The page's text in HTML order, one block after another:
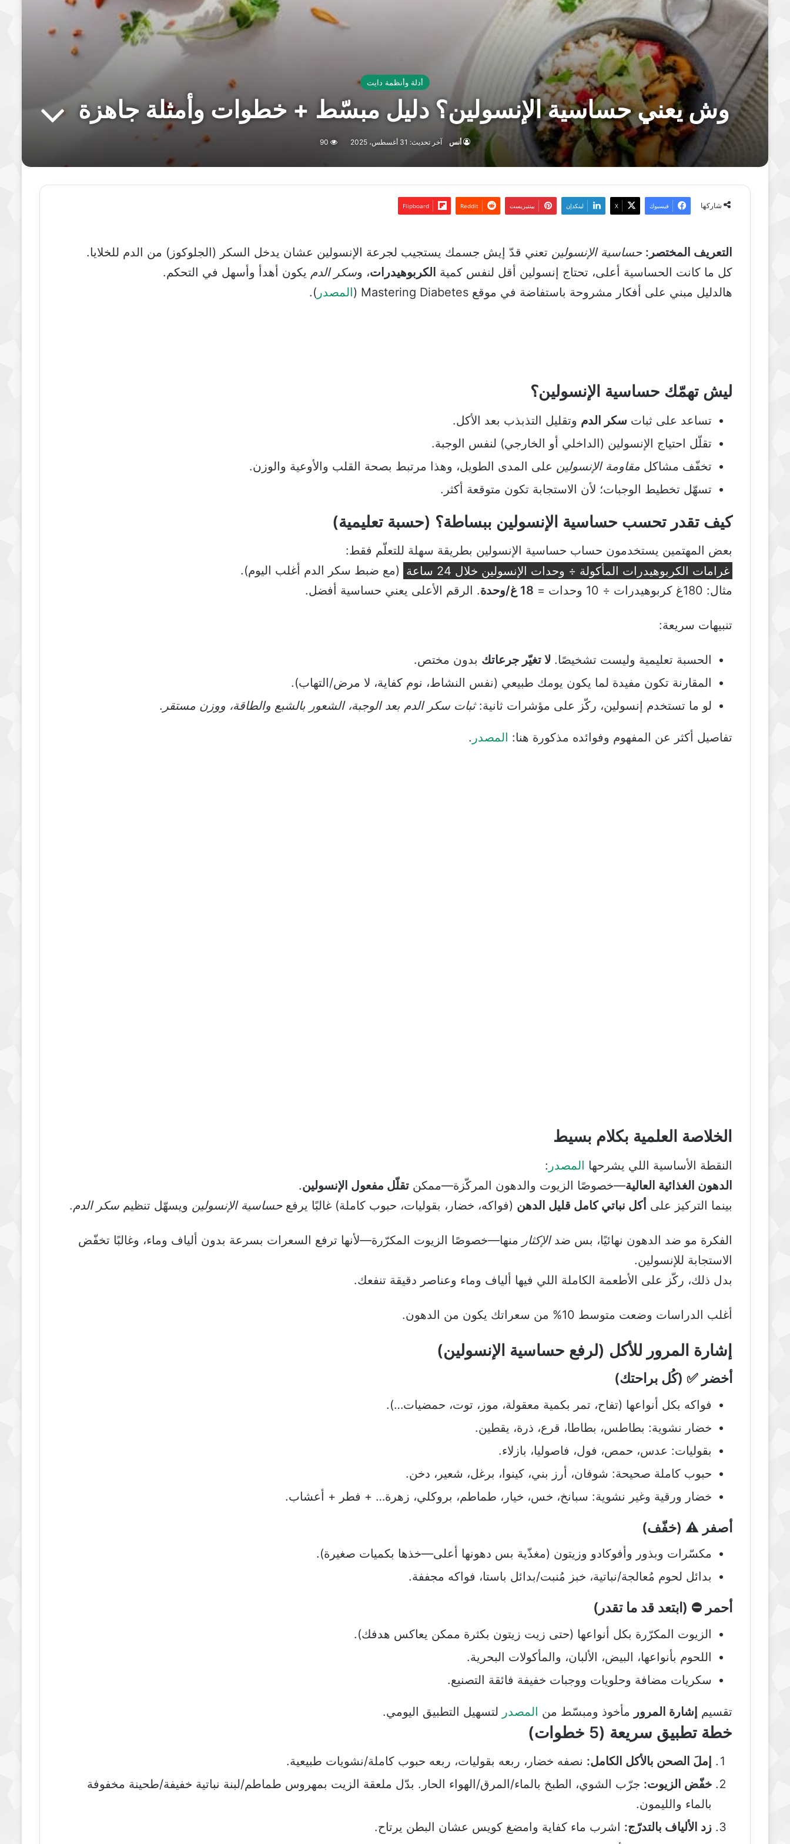
أدلة وأنظمة دايت
وش يعني حساسية الإنسولين؟ دليل مبسّط + خطوات وأمثلة جاهزة
أنس آخر تحديث: 31 أغسطس، 2025 90
شاركها فيسبوك ‫X لينكدإن بينتيريست Flipboard
التعريف المختصر: حساسية الإنسولين تعني قدّ إيش جسمك يستجيب لجرعة الإنسولين عشان يدخل السكر (الجلوكوز) من الدم للخلايا.
كل ما كانت الحساسية أعلى، تحتاج إنسولين أقل لنفس كمية الكربوهيدرات، وسكر الدم يكون أهدأ وأسهل في التحكم.
هالدليل مبني على أفكار مشروحة باستفاضة في موقع Mastering Diabetes (
المصدر ).
ليش تهمّك حساسية الإنسولين؟
تساعد على ثبات سكر الدم وتقليل التذبذب بعد الأكل.
تقلّل احتياج الإنسولين (الداخلي أو الخارجي) لنفس الوجبة.
تخفّف مشاكل مقاومة الإنسولين على المدى الطويل، وهذا مرتبط بصحة القلب والأوعية والوزن.
تسهّل تخطيط الوجبات؛ لأن الاستجابة تكون متوقعة أكثر.
كيف تقدر تحسب حساسية الإنسولين ببساطة؟ (حسبة تعليمية)
بعض المهتمين يستخدمون حساب حساسية الإنسولين بطريقة سهلة للتعلّم فقط:
غرامات الكربوهيدرات المأكولة ÷ وحدات الإنسولين خلال 24 ساعة
(مع ضبط سكر الدم أغلب اليوم).
مثال: 180غ كربوهيدرات ÷ 10 وحدات =
18 غ/وحدة . الرقم الأعلى يعني حساسية أفضل.
تنبيهات سريعة:
الحسبة تعليمية وليست تشخيصًا. لا تغيّر جرعاتك بدون مختص.
المقارنة تكون مفيدة لما يكون يومك طبيعي (نفس النشاط، نوم كفاية، لا مرض/التهاب).
لو ما تستخدم إنسولين، ركّز على مؤشرات ثانية:ثبات سكر الدم بعد الوجبة، الشعور بالشبع والطاقة، ووزن مستقر .
تفاصيل أكثر عن المفهوم وفوائده مذكورة هنا: المصدر .
الخلاصة العلمية بكلام بسيط
النقطة الأساسية اللي يشرحها المصدر :
الدهون الغذائية العالية—خصوصًا الزيوت والدهون المركّزة—ممكن تقلّل مفعول الإنسولين.
بينما التركيز على أكل نباتي كامل قليل الدهن (فواكه، خضار، بقوليات، حبوب كاملة) غالبًا يرفعحساسية الإنسولين ويسهّل تنظيم سكر الدم.
الفكرة مو ضد الدهون نهائيًا، بس ضدالإكثار
منها—خصوصًا الزيوت المكرّرة—لأنها ترفع السعرات بسرعة بدون ألياف وماء، وغالبًا تخفّض
الاستجابة للإنسولين.
بدل ذلك، ركّز على الأطعمة الكاملة اللي فيها ألياف وماء وعناصر دقيقة تنفعك.
أغلب الدراسات وضعت متوسط 10% من سعراتك يكون من الدهون.
إشارة المرور للأكل (لرفع حساسية الإنسولين)
أخضر ✅ (كُل براحتك)
فواكه بكل أنواعها (تفاح، تمر بكمية معقولة، موز، توت، حمضيات…).
خضار نشوية: بطاطس، بطاطا، قرع، ذرة، يقطين.
بقوليات: عدس، حمص، فول، فاصوليا، بازلاء.
حبوب كاملة صحيحة: شوفان، أرز بني، كينوا، برغل، شعير، دخن.
خضار ورقية وغير نشوية: سبانخ، خس، خيار، طماطم، بروكلي، زهرة… + فطر + أعشاب.
أصفر ⚠️ (خفّف)
مكسّرات وبذور وأفوكادو وزيتون (مغذّية بس دهونها أعلى—خذها بكميات صغيرة).
بدائل لحوم مُعالجة/نباتية، خبز مُنبت/بدائل باستا، فواكه مجففة.
أحمر ⛔ (ابتعد قد ما تقدر)
الزيوت المكرّرة بكل أنواعها (حتى زيت زيتون بكثرة ممكن يعاكس هدفك).
اللحوم بأنواعها، البيض، الألبان، والمأكولات البحرية.
سكريات مضافة وحلويات ووجبات خفيفة فائقة التصنيع.
تقسيم إشارة المرور مأخوذ ومبسّط من المصدر لتسهيل التطبيق اليومي.
خطة تطبيق سريعة (5 خطوات)
إملَ الصحن بالأكل الكامل: نصفه خضار، ربعه بقوليات، ربعه حبوب كاملة/نشويات طبيعية.
خفّض الزيوت: جرّب الشوي، الطبخ بالماء/المرق/الهواء الحار. بدّل ملعقة الزيت بمهروس طماطم/لبنة نباتية خفيفة/طحينة مخفوفة
بالماء والليمون.
زد الألياف بالتدرّج: اشرب ماء كفاية وامضغ كويس عشان البطن يرتاح.